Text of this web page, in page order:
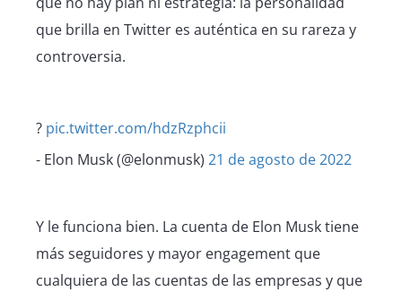
que brilla en Twitter es auténtica en su rareza y
controversia.
? pic.twitter.com/hdzRzphcii
- Elon Musk (@elonmusk) 21 de agosto de 2022
Y le funciona bien. La cuenta de Elon Musk tiene
más seguidores y mayor engagement que
cualquiera de las cuentas de las empresas y que